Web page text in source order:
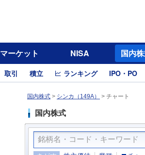
マーケット NISA 国内
取引 積立 ランキング IPO・PO
国内株式 > シンカ（149A） > チャート
国内株式